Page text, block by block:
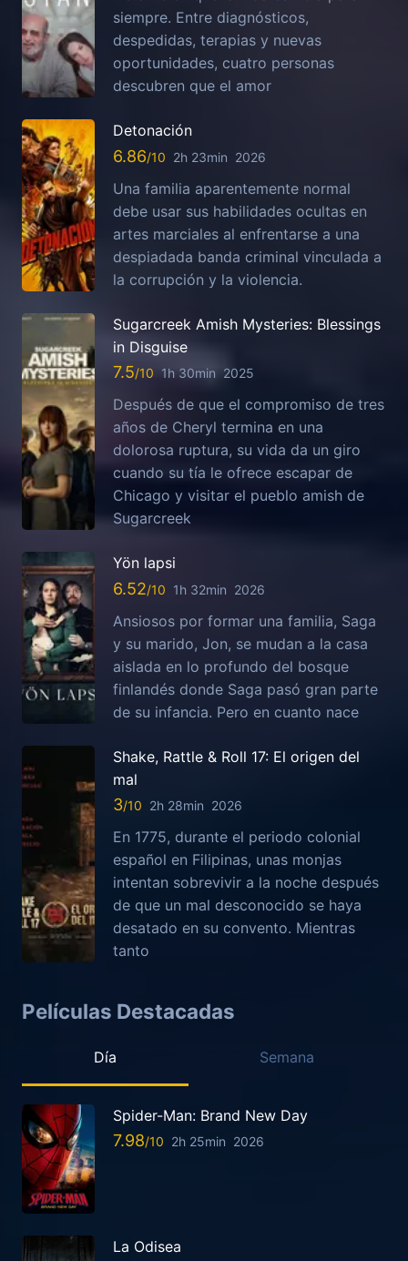
siempre. Entre diagnósticos,
despedidas, terapias y nuevas
oportunidades, cuatro personas
descubren que el amor
Detonación
6.86 2h 23min 2026
Una familia aparentemente normal
debe usar sus habilidades ocultas en
artes marciales al enfrentarse a una
despiadada banda criminal vinculada a
la corrupción y la violencia.
Sugarcreek Amish Mysteries: Blessings
in Disguise
7.5 1h 30min 2025
Después de que el compromiso de tres
años de Cheryl termina en una
dolorosa ruptura, su vida da un giro
cuando su tía le ofrece escapar de
Chicago y visitar el pueblo amish de
Sugarcreek
Yön lapsi
6.52 1h 32min 2026
Ansiosos por formar una familia, Saga
y su marido, Jon, se mudan a la casa
aislada en lo profundo del bosque
finlandés donde Saga pasó gran parte
de su infancia. Pero en cuanto nace
Shake, Rattle & Roll 17: El origen del
mal
3 2h 28min 2026
En 1775, durante el periodo colonial
español en Filipinas, unas monjas
intentan sobrevivir a la noche después
de que un mal desconocido se haya
desatado en su convento. Mientras
tanto
Películas Destacadas
Día Semana
Spider-Man: Brand New Day
7.98 2h 25min 2026
La Odisea